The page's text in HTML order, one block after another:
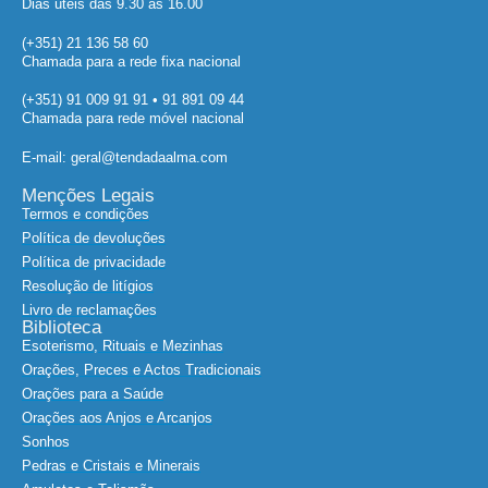
Dias úteis das 9.30 às 16.00
(+351) 21 136 58 60
Chamada para a rede fixa nacional
(+351) 91 009 91 91 • 91 891 09 44
Chamada para rede móvel nacional
E-mail: geral@tendadaalma.com
Menções Legais
Termos e condições
Política de devoluções
Política de privacidade
Resolução de litígios
Livro de reclamações
Biblioteca
Esoterismo, Rituais e Mezinhas
Orações, Preces e Actos Tradicionais
Orações para a Saúde
Orações aos Anjos e Arcanjos
Sonhos
Pedras e Cristais e Minerais